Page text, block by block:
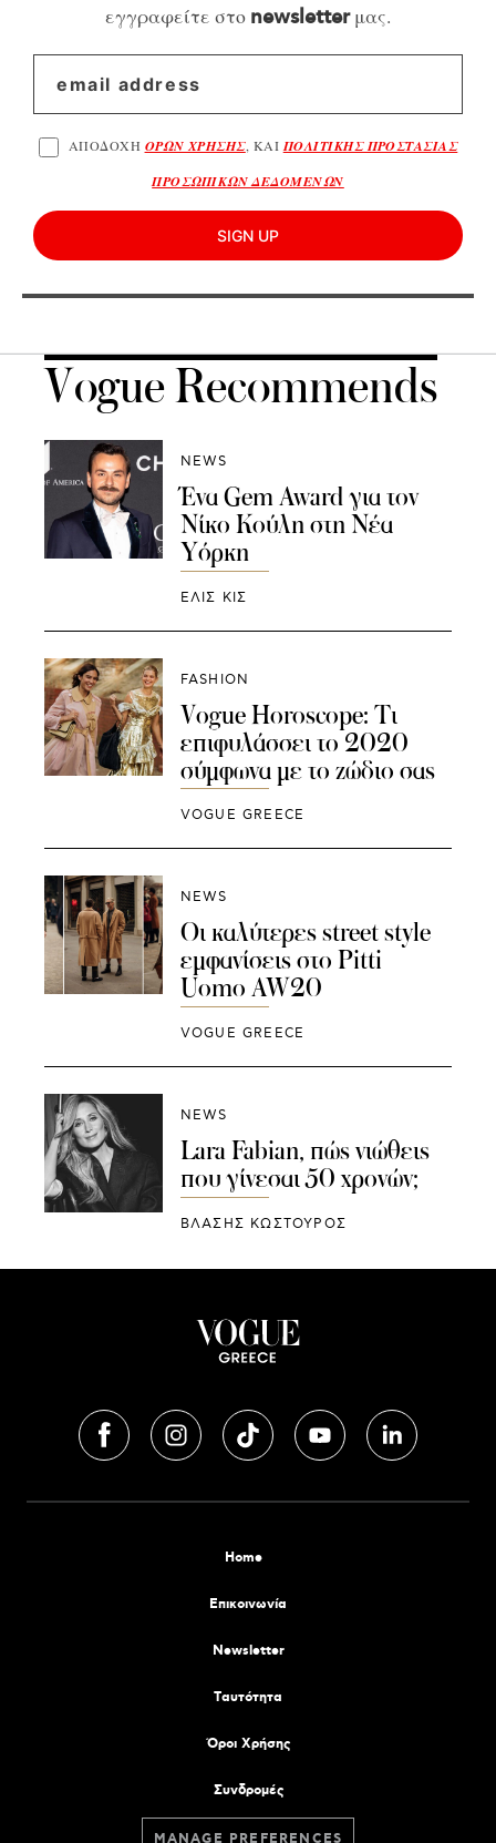
εγγραφείτε στο newsletterμας.
ΑΠΟΔΟΧΗ ΟΡΩΝ ΧΡΗΣΗΣ, ΚΑΙ ΠΟΛΙΤΙΚΗΣ ΠΡΟΣΤΑΣΙΑΣ
ΠΡΟΣΩΠΙΚΩΝ ΔΕΔΟΜΕΝΩΝ
SIGN UP
Vogue Recommends
NEWS
Ένα Gem Award για τον
Νίκο Κούλη στη Νέα
Υόρκη
ΕΛΙΣ ΚΙΣ
FASHION
Vogue Horoscope: Τι
επιφυλάσσει το 2020
σύμφωνα με το ζώδιο σας
VOGUE GREECE
NEWS
Oι καλύτερες street style
εμφανίσεις στο Pitti
Uomo AW20
VOGUE GREECE
NEWS
Lara Fabian, πώς νιώθεις
που γίνεσαι 50 χρονών;
ΒΛΑΣΗΣ ΚΩΣΤΟΥΡΟΣ
Home
Επικοινωνία
Newsletter
Tαυτότητα
Όροι Χρήσης
Συνδρομές
MANAGE PREFERENCES